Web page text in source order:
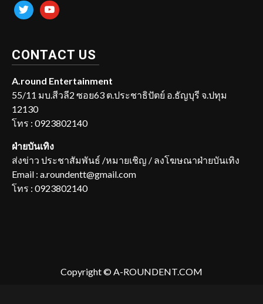
twitter youtube
CONTACT US
A.round Entertainment
55/11 มบ.สีวลี2 ซอย63 ต.ประชาธิปัตย์ อ.ธัญบุรี จ.ปทุม
12130
โทร : 0923802140
ฝ่ายบันเทิง
ส่งข่าว ประชาสัมพันธ์ /หมายเชิญ / ลงโฆษณาฝ่ายบันเทิง
Email : a.roundentt@gmail.com
โทร : 0923802140
Copyright © A-ROUNDENT.COM